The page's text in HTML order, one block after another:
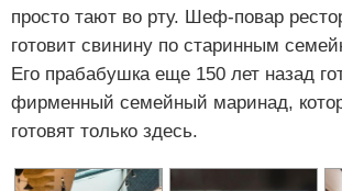
просто тают во рту. Шеф-повар
готовит свинину по старинным
Его прабабушка еще 150 лет назад
фирменный семейный маринад,
готовят только здесь.